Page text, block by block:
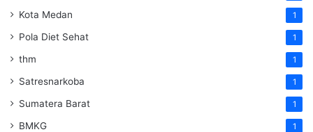
Kota Medan 1
Pola Diet Sehat 1
thm 1
Satresnarkoba 1
Sumatera Barat 1
BMKG 1